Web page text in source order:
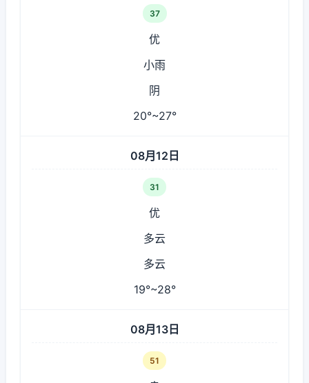
37
优
小雨
阴
20°~27°
08月12日
31
优
多云
多云
19°~28°
08月13日
51